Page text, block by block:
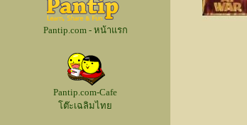
Pantip.com - หน้าแรก
Pantip.com-Cafe
โต๊ะเฉลิมไทย